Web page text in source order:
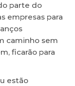
parte do
empresas para
caminho sem
ficarão para
estão